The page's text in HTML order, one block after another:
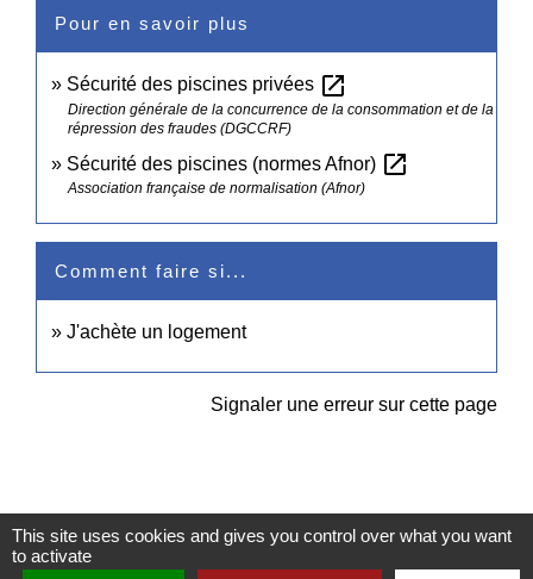
Pour en savoir plus
Sécurité des piscines privées open_in_new
Direction générale de la concurrence de la consommation et de la
répression des fraudes (DGCCRF)
Sécurité des piscines (normes Afnor) open_in_new
Association française de normalisation (Afnor)
Comment faire si...
J'achète un logement
Signaler une erreur sur cette page
This site uses cookies and gives you control over what you want
to activate